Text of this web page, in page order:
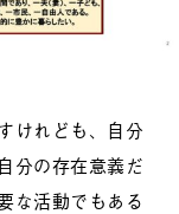
けれども、自分
分の存在意義だ
な活動でもある